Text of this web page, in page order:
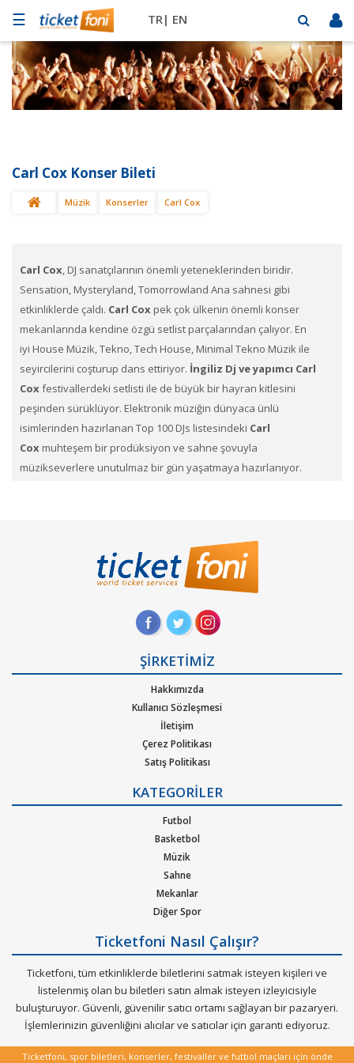
☰ TR| EN
Futbol
Basketbol
Mekanlar
Diğer
SAT
Carl Cox Konser Bileti
Müzik Konserler Carl Cox
Carl Cox, DJ sanatçılarının önemli yeteneklerinden biridir.
Sensation, Mysteryland, Tomorrowland Ana sahnesi gibi
etkinliklerde çaldı. Carl Cox​​ pek çok ülkenin önemli konser
mekanlarında kendine özgü setlist parçalarından çalıyor. En
iyi House Müzik, Tekno, Tech House, Minimal Tekno Müzik ile
seyircilerini coşturup dans ettiriyor. İngiliz Dj ve yapımcı Carl
Cox​festivallerdeki setlisti ile de büyük bir hayran kitlesini
peşinden sürüklüyor. Elektronik müziğin dünyaca ünlü
isimlerinden hazırlanan Top 100 DJs listesindeki Carl
Cox muhteşem bir prodüksiyon ve sahne şovuyla
müzikseverlere unutulmaz bir gün yaşatmaya hazırlanıyor.
ni TicketFoni ile satın alabileceğiniz gibi
Carl Cox biletleriniSatışa çıkarabilirsin. En çok ilgi
gören, en çok beklediğimiz bu konser biletlerini Ticketfoni
kategorilerine ait etkinliklerin biletlerini sayfamız üzerinden
arayıp dilediğin konserlerin biletini Ticketfoni üzerinden satın
alabilirsin. Profil sayfanızda biletin ne şekilde size ulaştırılacağını
ve hangi zaman diliminde sizde olacağını size yapacağımız
bildirimlerle haberdar edeceğiz.
Carl Cox Konseri etkinlik biletleri satın al.
Carl Coxgibi pek çok sanatçının ve müzik
gruplarının konserlerine, müzik festivallerine, sahne etkinliklerine
en uygun ve hızlı bir şekilde bilet satın alabilirsiniz .
Carl Coxkonser bileti satın almak
Bilet seçiminizi yapınız. (Katılmak istediğiniz etkinlik ya da
etkinliklere ait siteye optimize edilmiş oturma planları ve kategori
sayesinde bilet seçiminizi yapınız.)
Size sunulan güvenli Ödeme adımına geçiniz.
Artık biletiniz hazır.
Hangi müzik türlerinde ticketfoniden bilet bulup satınalabilirim.
ŞİRKETİMİZ
Hakkımızda
Kullanıcı Sözleşmesi
İletişim
Çerez Politikası
Satış Politikası
Kurumsal Ağırlama
Nasıl Çalışır
Bilet Tipi ve Teslimat
Üyelik Doğrulama
Sık Sorulan Sorular
KATEGORİLER
Futbol
Basketbol
Müzik
Sahne
Mekanlar
Diğer Spor
Ticketfoni Nasıl Çalışır?
Ticketfoni, tüm etkinliklerde biletlerini satmak isteyen kişileri ve
listelenmiş olan bu biletleri satın almak isteyen izleyicisiyle
buluşturuyor. Güvenli, güvenilir satıcı ortamı sağlayan bir pazaryeri.
İşlemlerinizin güvenliğini alıcılar ve satıcılar için garanti ediyoruz.
Ticketfoni, spor biletleri, konserler, festivaller ve futbol maçları için önde